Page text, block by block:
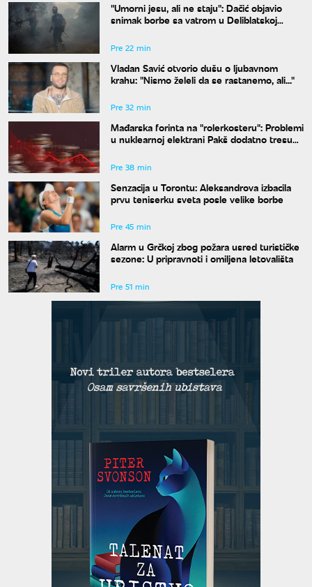
"Umorni jesu, ali ne staju": Dačić objavio
snimak borbe sa vatrom u Deliblatskoj
Pre 22 min
Vladan Savić otvorio dušu o ljubavnom
krahu: "Nismo želeli da se rastanemo, ali..."
Pre 32 min
Mađarska forinta na "rolerkosteru": Problemi
u nuklearnoj elektrani Pakš dodatno tresu
Pre 38 min
Senzacija u Torontu: Aleksandrova izbacila
prvu teniserku sveta posle velike borbe
Pre 45 min
Alarm u Grčkoj zbog požara usred turističke
sezone: U pripravnoti i omiljena letovališta
Pre 51 min